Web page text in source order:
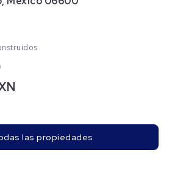
las propiedades